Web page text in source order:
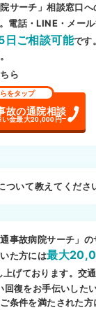
サーチ」相談窓口へ
電話・LINE・メー
ご相談可能です
ら
をタップ
故の通院相談
い金最大20,000円
ついて教えてくださ
事故病院サーチ」の
た方には最大
上げております。交
回復をお手伝いした
条件を満たされた方